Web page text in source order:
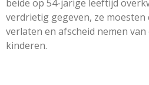
beide op 54-jarige leeftijd
verdrietig gegeven, ze
verlaten en afscheid nemen
kinderen.